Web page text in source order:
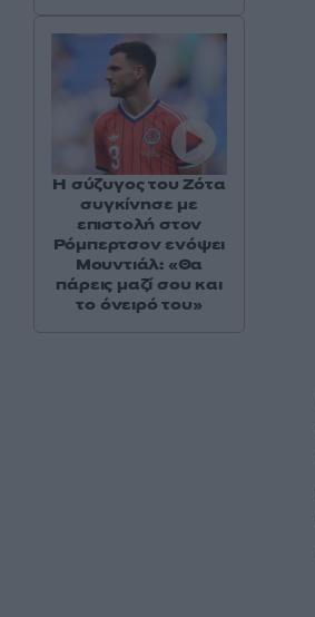
Η σύζυγος του Ζότα
συγκίνησε με
επιστολή στον
Ρόμπερτσον ενόψει
Μουντιάλ: «Θα
πάρεις μαζί σου και
το όνειρό του»